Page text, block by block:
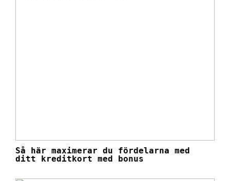
Så här maximerar du fördelarna med
ditt kreditkort med bonus